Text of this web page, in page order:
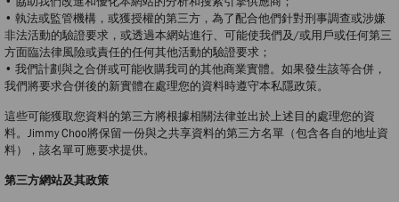
• 執法或監管機構，或獲授權的第三方，為了配合他們針對刑事調查或涉嫌
非法活動的驗證要求，或透過本網站進行、可能使我們及/或用戶或任何第三
方面臨法律風險或責任的任何其他活動的驗證要求；
• 我們計劃與之合併或可能收購我司的其他商業實體。如果發生該等合併，
我們將要求合併後的新實體在處理您的資料時遵守本私隱政策。
這些可能獲取您資料的第三方將根據相關法律並出於上述目的處理您的資
料。Jimmy Choo將保留一份與之共享資料的第三方名單（包含各自的地址資
料），該名單可應要求提供。
第三方網站及其政策